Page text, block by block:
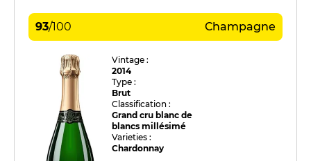
93/100 Champagne
Vintage :
2014
Type :
Brut
Classification :
Grand cru blanc de
blancs millésimé
Varieties :
Chardonnay